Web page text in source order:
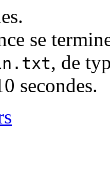
se
, de
secondes.